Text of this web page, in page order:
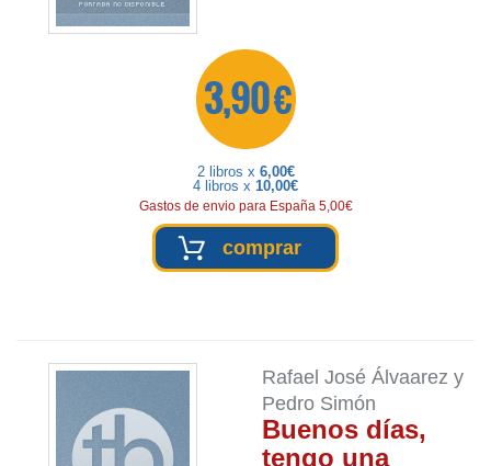
3,90 €
2 libros x 6,00€
4 libros x 10,00€
Gastos de envio para España 5,00€
comprar
Rafael José Álvaarez y
Pedro Simón
Buenos días,
tengo una